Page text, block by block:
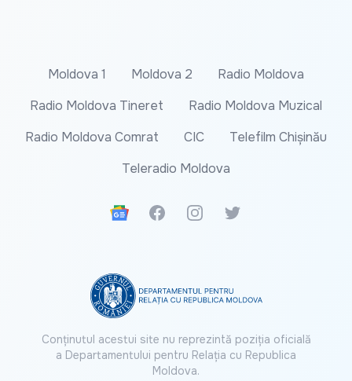
Moldova 1 Moldova 2
Radio Moldova
Radio Moldova Tineret
Radio Moldova Muzical
Radio Moldova Comrat
CIC
Telefilm Chișinău
Teleradio Moldova
Google News
FacebookInstagramTwitter
Conținutul acestui site nu reprezintă poziția oficială
a Departamentului pentru Relația cu Republica
Moldova.